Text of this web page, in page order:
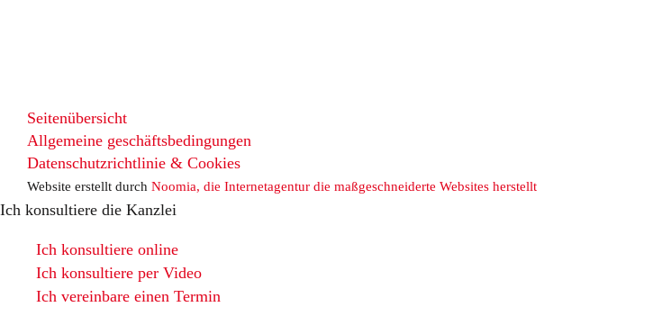
Seitenübersicht
Allgemeine geschäftsbedingungen
Datenschutzrichtlinie & Cookies
Website erstellt durch Noomia, die Internetagentur die maßgeschneiderte Websites herstellt
Ich konsultiere die Kanzlei
Ich konsultiere online
Ich konsultiere per Video
Ich vereinbare einen Termin